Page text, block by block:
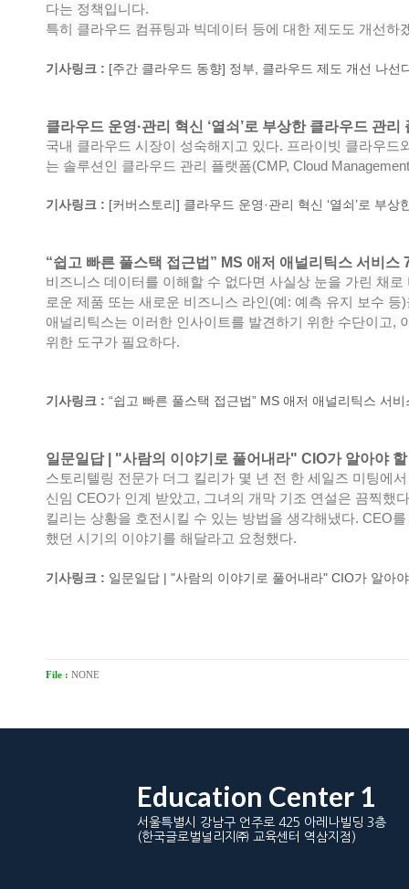
다는 정책입니다.
특히 클라우드 컴퓨팅과 빅데이터 등에 대한 제도도 개선
기사링크 : [주간 클라우드 동향] 정부, 클라우드 제도 개선 나선
클라우드 운영·관리 혁신 ‘열쇠’로 부상한 클라우드 관리
국내 클라우드 시장이 성숙해지고 있다. 프라이빗 클라우
는 솔루션인 클라우드 관리 플랫폼(CMP, Cloud
기사링크 : [커버스토리] 클라우드 운영·관리 혁신 ‘열쇠’로 부
“쉽고 빠른 풀스택 접근법” MS 애저 애널리틱스 서비스
비즈니스 데이터를 이해할 수 없다면 사실상 눈을 가린 채
로운 제품 또는 새로운 비즈니스 라인(예: 예측 유지 보수
애널리틱스는 이러한 인사이트를 발견하기 위한 수단이고,
위한 도구가 필요하다.
기사링크 : “쉽고 빠른 풀스택 접근법” MS 애저 애널리틱스 서
일문일답 | "사람의 이야기로 풀어내라" CIO가 알아야
스토리텔링 전문가 더그 킬리가 몇 년 전 한 세일즈 미팅에
신임 CEO가 인계 받았고, 그녀의 개막 기조 연설은 끔찍했
킬리는 상황을 호전시킬 수 있는 방법을 생각해냈다. CEO
했던 시기의 이야기를 해달라고 요청했다.
기사링크 : 일문일답 | "사람의 이야기로 풀어내라" CIO가 알아
File : NONE
Education Center 1
서울특별시 강남구 언주로 425 아레나빌딩 3층
(한국글로벌널리지㈜ 교육센터 역삼지점)